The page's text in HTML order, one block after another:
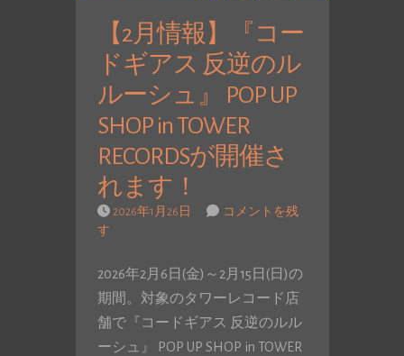
【2月情報】『コー
ドギアス 反逆のル
ルーシュ』 POP UP
SHOP in TOWER
RECORDSが開催さ
れます！
2026年1月26日
コメントを残
す
2026年2月6日(金)～2月15日(日)の
期間。対象のタワーレコード店
舗で『コードギアス 反逆のルル
ーシュ』 POP UP SHOP in TOWER